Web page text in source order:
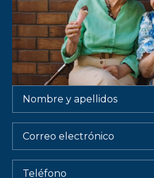
Nombre
Email
Teléfono